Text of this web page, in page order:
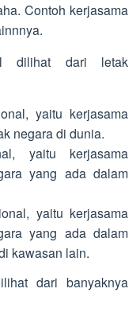
Contoh kerjasama
dilihat dari letak
yaitu kerjasama
negara di dunia.
yaitu kerjasama
yang ada dalam
yaitu kerjasama
yang ada dalam
kawasan lain.
dari banyaknya